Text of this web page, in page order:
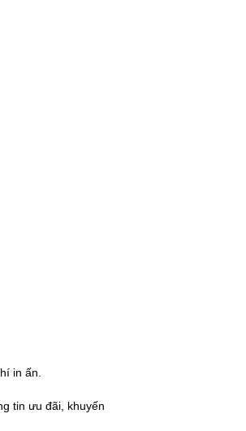
in ấn.
tin ưu đãi, khuyến